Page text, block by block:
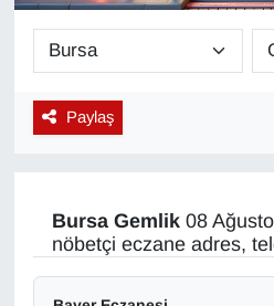
Paylaş
Bursa Gemlik08
nöbetçi eczane adres,
Diğer
DÜNYA
EKONOMİ
Eleman